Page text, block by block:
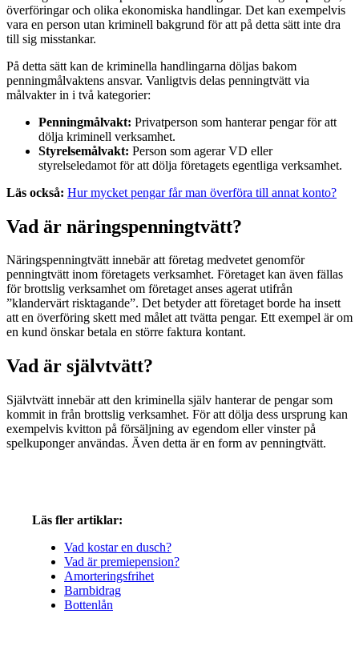
överföringar och olika ekonomiska handlingar. Det kan exempelvis
vara en person utan kriminell bakgrund för att på detta sätt inte dra
till sig misstankar.
På detta sätt kan de kriminella handlingarna döljas bakom
penningmålvaktens ansvar. Vanligtvis delas penningtvätt via
målvakter in i två kategorier:
Penningmålvakt: Privatperson som hanterar pengar för att
dölja kriminell verksamhet.
Styrelsemålvakt: Person som agerar VD eller
styrelseledamot för att dölja företagets egentliga verksamhet.
Läs också: Hur mycket pengar får man överföra till annat konto?
Vad är näringspenningtvätt?
Näringspenningtvätt innebär att företag medvetet genomför
penningtvätt inom företagets verksamhet. Företaget kan även fällas
för brottslig verksamhet om företaget anses agerat utifrån
”klandervärt risktagande”. Det betyder att företaget borde ha insett
att en överföring skett med målet att tvätta pengar. Ett exempel är om
en kund önskar betala en större faktura kontant.
Vad är självtvätt?
Självtvätt innebär att den kriminella själv hanterar de pengar som
kommit in från brottslig verksamhet. För att dölja dess ursprung kan
exempelvis kvitton på försäljning av egendom eller vinster på
spelkuponger användas. Även detta är en form av penningtvätt.
Läs fler artiklar:
Vad kostar en dusch?
Vad är premiepension?
Amorteringsfrihet
Barnbidrag
Bottenlån